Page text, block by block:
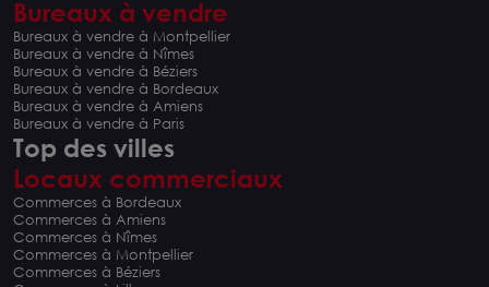
Bureaux à vendre
Bureaux à vendre à Montpellier
Bureaux à vendre à Nîmes
Bureaux à vendre à Béziers
Bureaux à vendre à Bordeaux
Bureaux à vendre à Amiens
Bureaux à vendre à Paris
Top des villes
Locaux commerciaux
Commerces à Bordeaux
Commerces à Amiens
Commerces à Nîmes
Commerces à Montpellier
Commerces à Béziers